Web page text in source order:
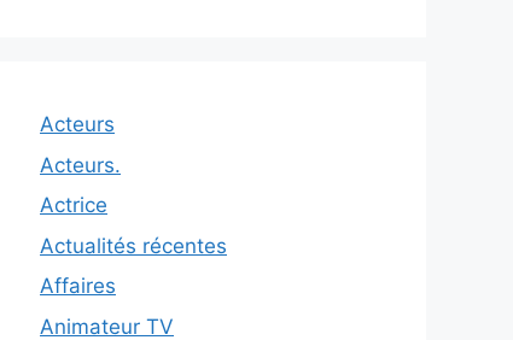
Acteurs
Acteurs.
Actrice
Actualités récentes
Affaires
Animateur TV